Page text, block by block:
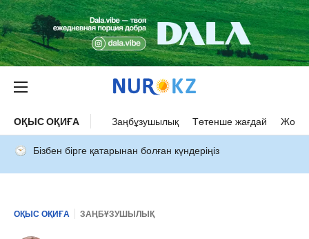
ОҚЫС ОҚИҒА Заңбұзушылық Төтенше жағдай Жол
Бізбен бірге қатарынан болған күндеріңіз
ОҚЫС ОҚИҒА ЗАҢБҰЗУШЫЛЫҚ